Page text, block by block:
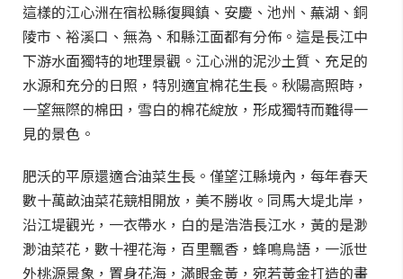
這樣的江心洲在宿松縣復興鎮、安慶、池州、蕪湖、銅
陵市、裕溪口、無為、和縣江面都有分佈。這是長江中
下游水面獨特的地理景觀。江心洲的泥沙土質、充足的
水源和充分的日照，特別適宜棉花生長。秋陽高照時，
一望無際的棉田，雪白的棉花綻放，形成獨特而難得一
見的景色。
肥沃的平原還適合油菜生長。僅望江縣境內，每年春天
數十萬畝油菜花競相開放，美不勝收。同馬大堤北岸，
沿江堤觀光，一衣帶水，白的是浩浩長江水，黃的是渺
渺油菜花，數十裡花海，百里飄香，蜂鳴鳥語，一派世
外桃源景象，置身花海，滿眼金黃，宛若黃金打造的畫